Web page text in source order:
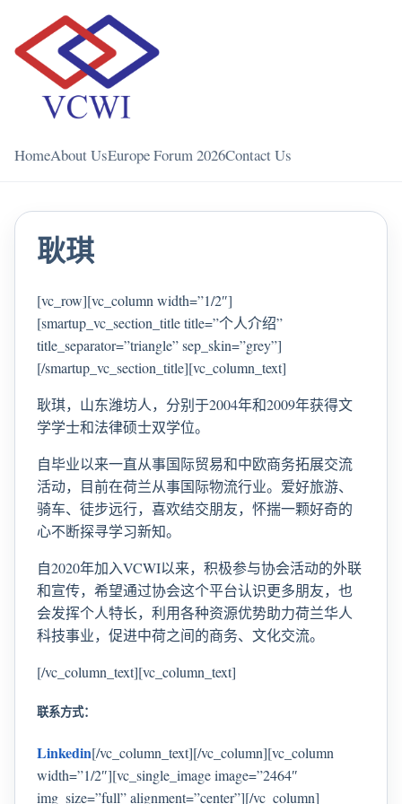
HomeAbout UsEurope Forum 2026Contact Us
耿琪
[vc_row][vc_column width=”1/2″]
[smartup_vc_section_title title=”个人介绍”
title_separator=”triangle” sep_skin=”grey”]
[/smartup_vc_section_title][vc_column_text]
耿琪，山东潍坊人，分别于2004年和2009年获得文
学学士和法律硕士双学位。
自毕业以来一直从事国际贸易和中欧商务拓展交流
活动，目前在荷兰从事国际物流行业。爱好旅游、
骑车、徒步远行，喜欢结交朋友，怀揣一颗好奇的
心不断探寻学习新知。
自2020年加入VCWI以来，积极参与协会活动的外联
和宣传，希望通过协会这个平台认识更多朋友，也
会发挥个人特长，利用各种资源优势助力荷兰华人
科技事业，促进中荷之间的商务、文化交流。
[/vc_column_text][vc_column_text]
联系方式：
Linkedin[/vc_column_text][/vc_column][vc_column
width=”1/2″][vc_single_image image=”2464″
img_size=”full” alignment=”center”][/vc_column]